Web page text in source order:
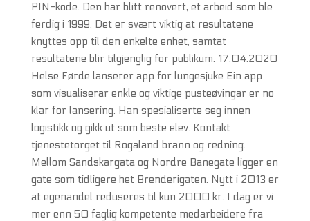
PIN-kode. Den har blitt renovert, et arbeid som ble
ferdig i 1999. Det er svært viktig at resultatene
knyttes opp til den enkelte enhet, samtat
resultatene blir tilgjenglig for publikum. 17.04.2020
Helse Førde lanserer app for lungesjuke Ein app
som visualiserar enkle og viktige pusteøvingar er no
klar for lansering. Han spesialiserte seg innen
logistikk og gikk ut som beste elev. Kontakt
tjenestetorget til Rogaland brann og redning.
Mellom Sandskargata og Nordre Banegate ligger en
gate som tidligere het Brenderigaten. Nytt i 2013 er
at egenandel reduseres til kun 2000 kr. I dag er vi
mer enn 50 faglig kompetente medarbeidere fra